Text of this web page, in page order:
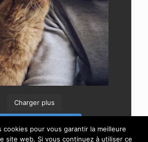
Charger plus
cookies pour vous garantir la meilleure
site web. Si vous continuez à utiliser ce